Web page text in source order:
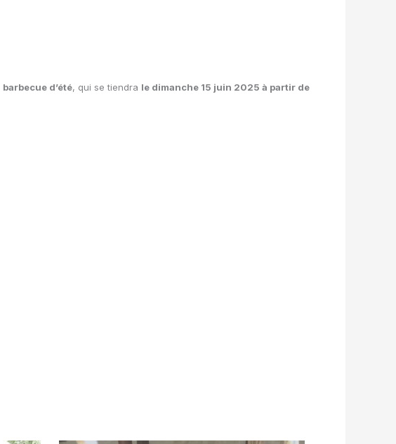
barbecue d’été, qui se tiendra le dimanche 15 juin 2025 à partir de